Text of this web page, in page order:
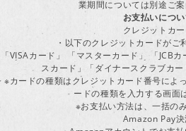
業期間については別途ご案
お支払いにつ
クレジットカ
・以下のクレジットカードがご
「VISAカード」 「マスターカード」 「JCB
スカード」「ダイナースクラブカ
※カードの種類はクレジットカード番号によ
ードの種類を入力する画面
※お支払い方法は、一括の
Amazon Pay決